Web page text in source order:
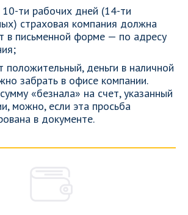
10-ти рабочих дней (14-ти
страховая компания должна
в письменной форме — по адресу
положительный, деньги в наличной
забрать в офисе компании.
«безнала» на счет, указанный
можно, если эта просьба
в документе.